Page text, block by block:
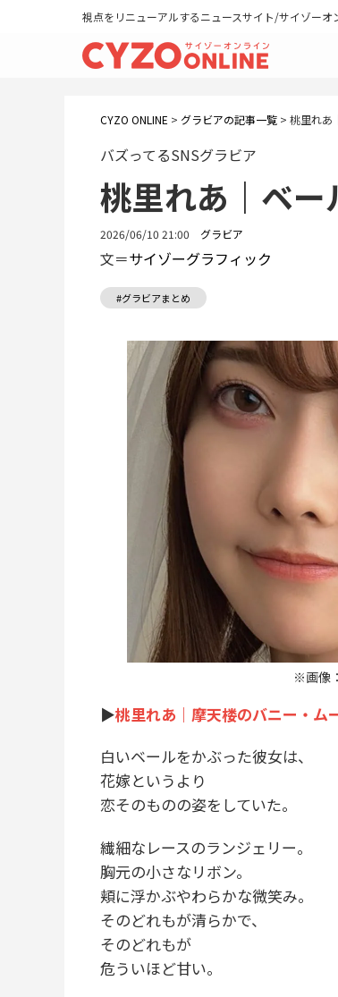
視点をリニューアルするニュースサイト/サイゾーオ
CYZO ONLINE > グラビアの記事一覧 > 桃里れあ
バズってるSNSグラビア
桃里れあ｜ベ
2026/06/10 21:00 グラビア
文＝サイゾーグラフィック
#グラビアまとめ
※画像：
▶︎桃里れあ｜摩天楼のバニー・ム
白いベールをかぶった彼女は、
花嫁というより
恋そのものの姿をしていた。
繊細なレースのランジェリー。
胸元の小さなリボン。
頬に浮かぶやわらかな微笑み。
そのどれもが清らかで、
そのどれもが
危ういほど甘い。